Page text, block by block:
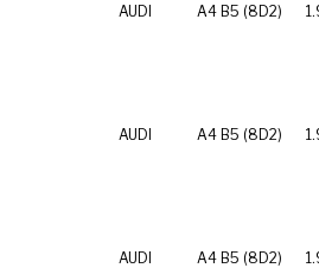
AUDI A4 B5 (8D2)
AUDI A4 B5 (8D2)
AUDI A4 B5 (8D2)